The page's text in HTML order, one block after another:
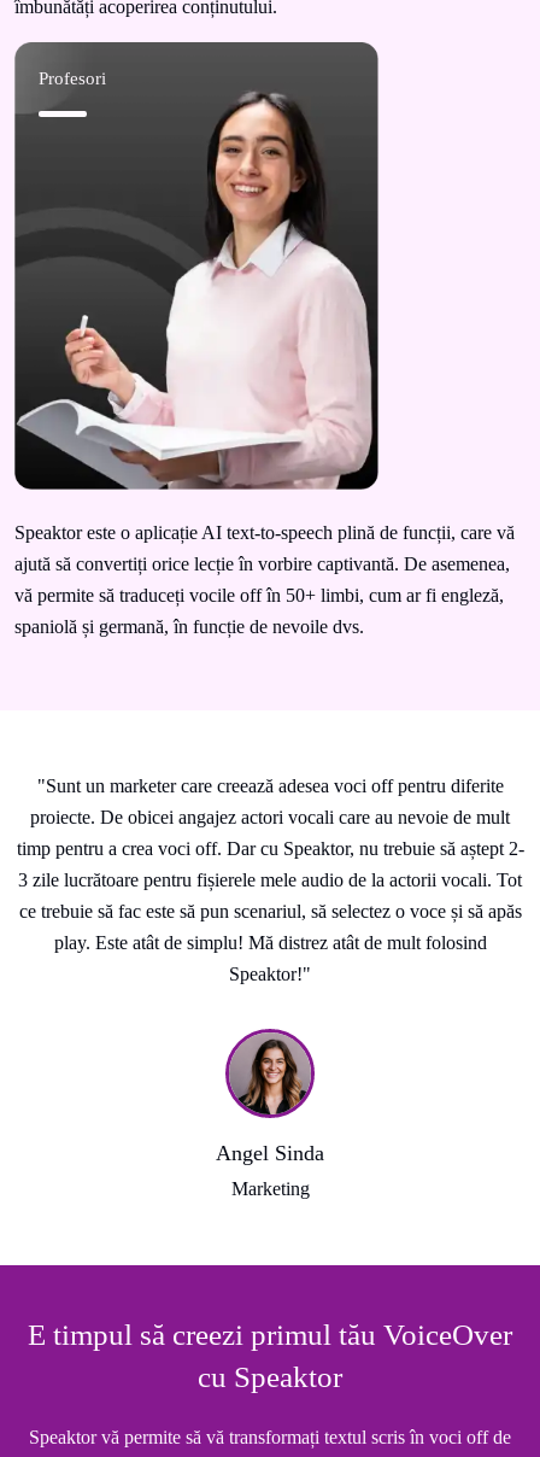
îmbunătăți acoperirea conținutului.
Profesori
Speaktor este o aplicație AI text-to-speech plină de funcții, care vă
ajută să convertiți orice lecție în vorbire captivantă. De asemenea,
vă permite să traduceți vocile off în 50+ limbi, cum ar fi engleză,
spaniolă și germană, în funcție de nevoile dvs.
"Sunt un marketer care creează adesea voci off pentru diferite
proiecte. De obicei angajez actori vocali care au nevoie de mult
timp pentru a crea voci off. Dar cu Speaktor, nu trebuie să aștept 2-
3 zile lucrătoare pentru fișierele mele audio de la actorii vocali. Tot
ce trebuie să fac este să pun scenariul, să selectez o voce și să apăs
play. Este atât de simplu! Mă distrez atât de mult folosind
Speaktor!"
Angel Sinda
Marketing
E timpul să creezi primul tău VoiceOver
cu Speaktor
Speaktor vă permite să vă transformați textul scris în voci off de